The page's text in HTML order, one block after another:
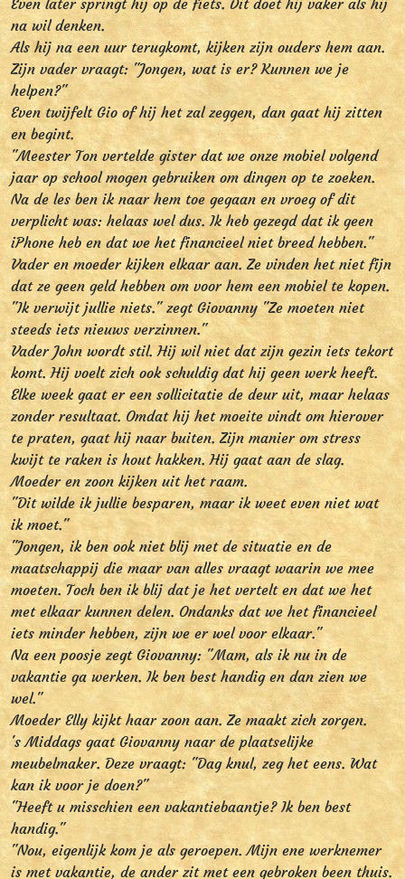
Even later springt hij op de fiets. Dit doet hij vaker als hij
na wil denken.
Als hij na een uur terugkomt, kijken zijn ouders hem aan.
Zijn vader vraagt: "Jongen, wat is er? Kunnen we je
helpen?"
Even twijfelt Gio of hij het zal zeggen, dan gaat hij zitten
en begint.
"Meester Ton vertelde gister dat we onze mobiel volgend
jaar op school mogen gebruiken om dingen op te zoeken.
Na de les ben ik naar hem toe gegaan en vroeg of dit
verplicht was: helaas wel dus. Ik heb gezegd dat ik geen
iPhone heb en dat we het financieel niet breed hebben."
Vader en moeder kijken elkaar aan. Ze vinden het niet fijn
dat ze geen geld hebben om voor hem een mobiel te kopen.
"Ik verwijt jullie niets." zegt Giovanny "Ze moeten niet
steeds iets nieuws verzinnen."
Vader John wordt stil. Hij wil niet dat zijn gezin iets tekort
komt. Hij voelt zich ook schuldig dat hij geen werk heeft.
Elke week gaat er een sollicitatie de deur uit, maar helaas
zonder resultaat. Omdat hij het moeite vindt om hierover
te praten, gaat hij naar buiten. Zijn manier om stress
kwijt te raken is hout hakken. Hij gaat aan de slag.
Moeder en zoon kijken uit het raam.
"Dit wilde ik jullie besparen, maar ik weet even niet wat
ik moet."
"Jongen, ik ben ook niet blij met de situatie en de
maatschappij die maar van alles vraagt waarin we mee
moeten. Toch ben ik blij dat je het vertelt en dat we het
met elkaar kunnen delen. Ondanks dat we het financieel
iets minder hebben, zijn we er wel voor elkaar."
Na een poosje zegt Giovanny: "Mam, als ik nu in de
vakantie ga werken. Ik ben best handig en dan zien we
wel."
Moeder Elly kijkt haar zoon aan. Ze maakt zich zorgen.
's Middags gaat Giovanny naar de plaatselijke
meubelmaker. Deze vraagt: "Dag knul, zeg het eens. Wat
kan ik voor je doen?"
"Heeft u misschien een vakantiebaantje? Ik ben best
handig."
"Nou, eigenlijk kom je als geroepen. Mijn ene werknemer
is met vakantie, de ander zit met een gebroken been thuis.